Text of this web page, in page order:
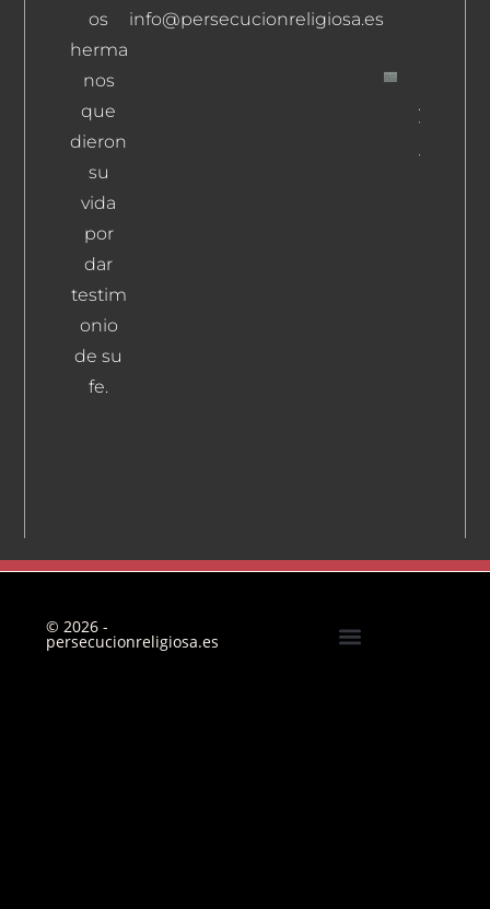
os
herma
nos
que
dieron
su
vida
por
dar
testim
onio
de su
fe.
info@persecucionreligiosa.es
Arroyo
Torralba,
Julián
© 2026 -
persecucionreligiosa.es